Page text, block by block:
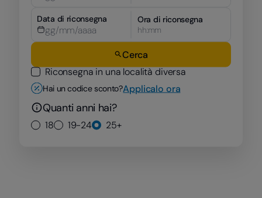
Data di riconsegna
Ora di riconsegna
hh:mm
Cerca
Riconsegna in una località diversa
Hai un codice sconto?Applicalo ora
Quanti anni hai?
18 19-24 25+